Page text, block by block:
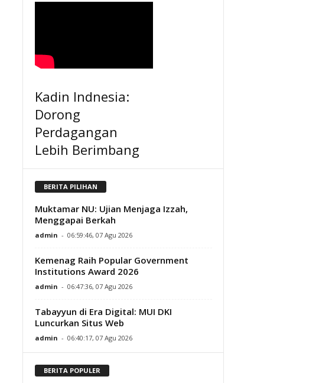
Kadin Indnesia:
Dorong
Perdagangan
Lebih Berimbang
BERITA PILIHAN
Muktamar NU: Ujian Menjaga Izzah,
Menggapai Berkah
admin - 06:59:46, 07 Agu 2026
Kemenag Raih Popular Government
Institutions Award 2026
admin - 06:47:36, 07 Agu 2026
Tabayyun di Era Digital: MUI DKI
Luncurkan Situs Web
admin - 06:40:17, 07 Agu 2026
BERITA POPULER